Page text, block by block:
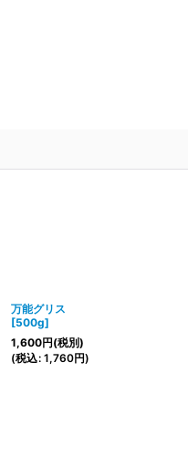
万能グリス
[500g]
1,600円(税別)
(税込: 1,760円)